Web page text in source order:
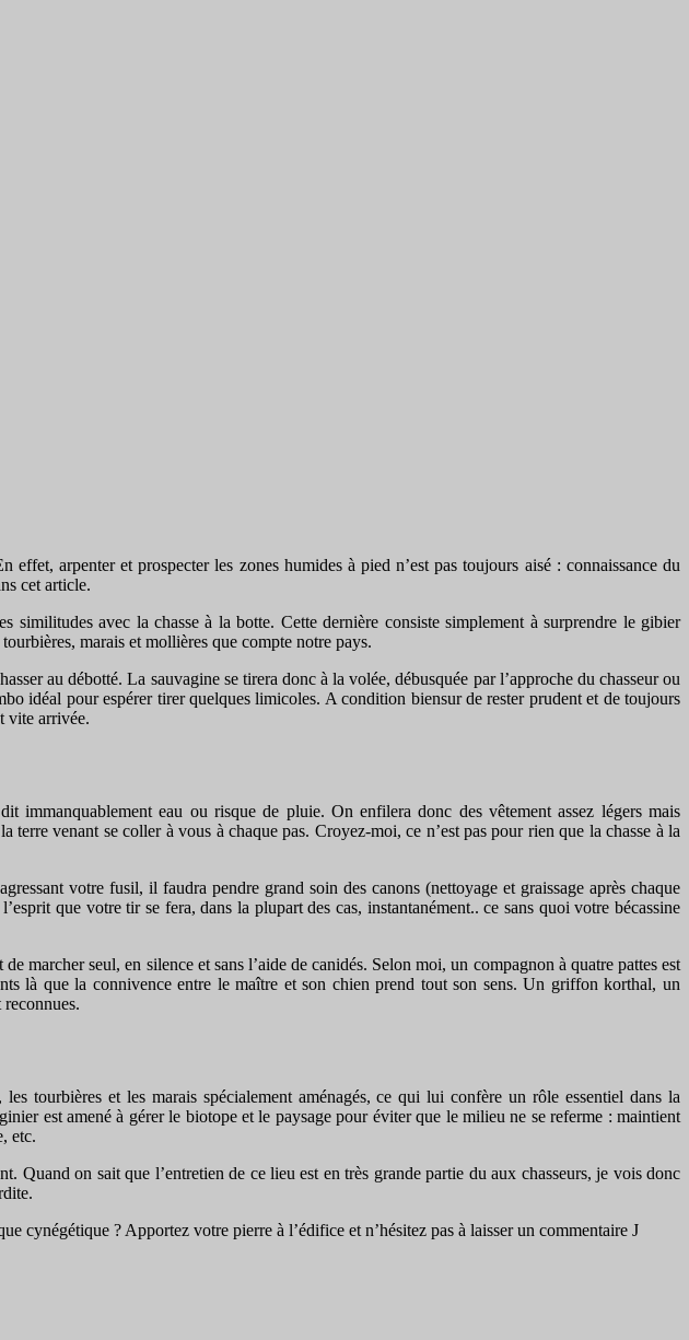
arpenter et prospecter les zones humides à pied n’est pas toujours aisé : connaissance du
cet article.
avec la chasse à la botte. Cette dernière consiste simplement à surprendre le gibier
marais et mollières que compte notre pays.
au débotté. La sauvagine se tirera donc à la volée, débusquée par l’approche du chasseur ou
idéal pour espérer tirer quelques limicoles. A condition biensur de rester prudent et de toujours
vite arrivée.
immanquablement eau ou risque de pluie. On enfilera donc des vêtement assez légers mais
venant se coller à vous à chaque pas. Croyez-moi, ce n’est pas pour rien que la chasse à la
votre fusil, il faudra pendre grand soin des canons (nettoyage et graissage après chaque
que votre tir se fera, dans la plupart des cas, instantanément.. ce sans quoi votre bécassine
marcher seul, en silence et sans l’aide de canidés. Selon moi, un compagnon à quatre pattes est
là que la connivence entre le maître et son chien prend tout son sens. Un griffon korthal, un
tourbières et les marais spécialement aménagés, ce qui lui confère un rôle essentiel dans la
est amené à gérer le biotope et le paysage pour éviter que le milieu ne se referme : maintient
etc.
Quand on sait que l’entretien de ce lieu est en très grande partie du aux chasseurs, je vois donc
cynégétique ? Apportez votre pierre à l’édifice et n’hésitez pas à laisser un commentaire J